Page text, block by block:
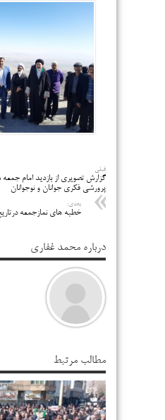
قبلی
گزارش تصویری از بازدید امام جمعه
پرورشی فکری جوانان و نوجوانان
بعدی:
خطبه های نمازجمعه درتاریخ ۱۴۰۱/۳/
درباره محمد غفاری
مطالب مرتبط